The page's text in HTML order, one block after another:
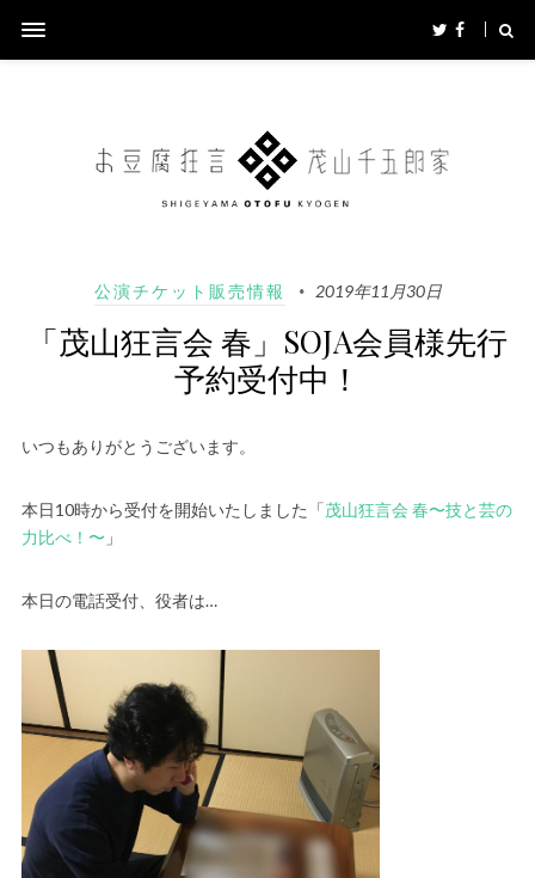
公演チケット販売情報 2019年11月30日
「茂山狂言会 春」SOJA会員様先行
予約受付中！
いつもありがとうございます。
本日10時から受付を開始いたしました「茂山狂言会 春〜技と芸の
力比べ！〜 」
本日の電話受付、役者は…